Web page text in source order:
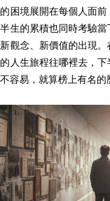
困境展開在每個人面
生的累積也同時考驗當
觀念、新價值的出現
人生旅程往哪裡去，
容易，就算榜上有名的